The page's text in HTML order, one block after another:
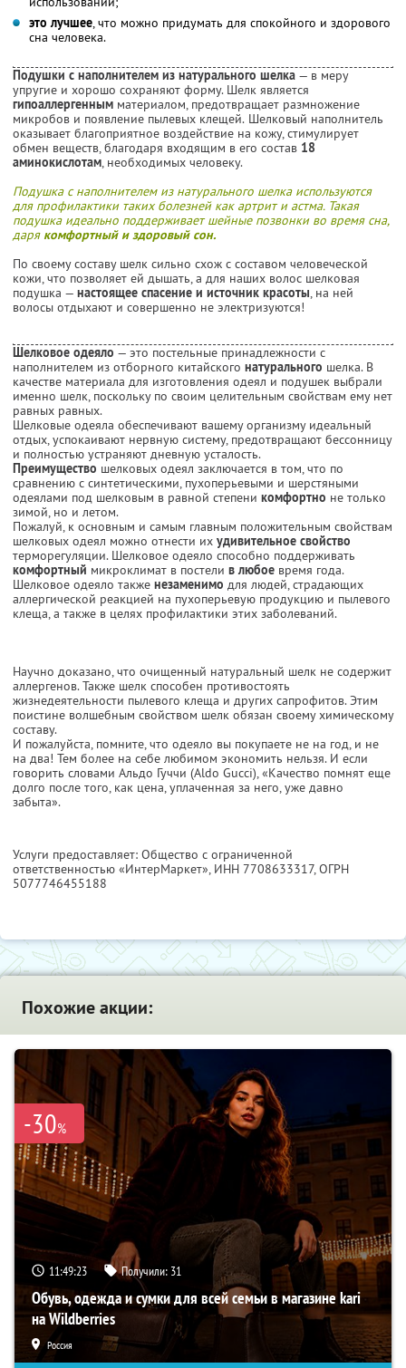
это лучшее, что можно придумать для спокойного и здорового
сна человека.
Подушки с наполнителем из натурального шелка — в меру
упругие и хорошо сохраняют форму. Шелк является
гипоаллергенным материалом, предотвращает размножение
микробов и появление пылевых клещей. Шелковый наполнитель
оказывает благоприятное воздействие на кожу, стимулирует
обмен веществ, благодаря входящим в его состав 18
аминокислотам, необходимых человеку.
Подушка с наполнителем из натурального шелка используются
для профилактики таких болезней как артрит и астма. Такая
подушка идеально поддерживает шейные позвонки во время сна,
даря комфортный и здоровый сон.
По своему составу шелк сильно схож с составом человеческой
кожи, что позволяет ей дышать, а для наших волос шелковая
подушка — настоящее спасение и источник красоты, на ней
волосы отдыхают и совершенно не электризуются!
Шелковое одеяло — это постельные принадлежности с
наполнителем из отборного китайского натурального шелка. В
качестве материала для изготовления одеял и подушек выбрали
именно шелк, поскольку по своим целительным свойствам ему нет
равных равных.
Шелковые одеяла обеспечивают вашему организму идеальный
отдых, успокаивают нервную систему, предотвращают бессонницу
и полностью устраняют дневную усталость.
Преимущество шелковых одеял заключается в том, что по
сравнению с синтетическими, пухоперьевыми и шерстяными
одеялами под шелковым в равной степени комфортно не только
зимой, но и летом.
Пожалуй, к основным и самым главным положительным свойствам
шелковых одеял можно отнести их удивительное свойство
терморегуляции. Шелковое одеяло способно поддерживать
комфортный микроклимат в постели в любое время года.
Шелковое одеяло также незаменимо для людей, страдающих
аллергической реакцией на пухоперьевую продукцию и пылевого
клеща, а также в целях профилактики этих заболеваний.
Научно доказано, что очищенный натуральный шелк не содержит
аллергенов. Также шелк способен противостоять
жизнедеятельности пылевого клеща и других сапрофитов. Этим
поистине волшебным свойством шелк обязан своему химическому
составу.
И пожалуйста, помните, что одеяло вы покупаете не на год, и не
на два! Тем более на себе любимом экономить нельзя. И если
говорить словами Альдо Гуччи (Aldo Gucci), «Качество помнят еще
долго после того, как цена, уплаченная за него, уже давно
забыта».
Услуги предоставляет: Общество с ограниченной
ответственностью «ИнтерМаркет», ИНН 7708633317, ОГРН
5077746455188
Похожие акции:
-30%
11:49:22 Получили: 31
Обувь, одежда и сумки для всей семьи в магазине kari
на Wildberries
Россия